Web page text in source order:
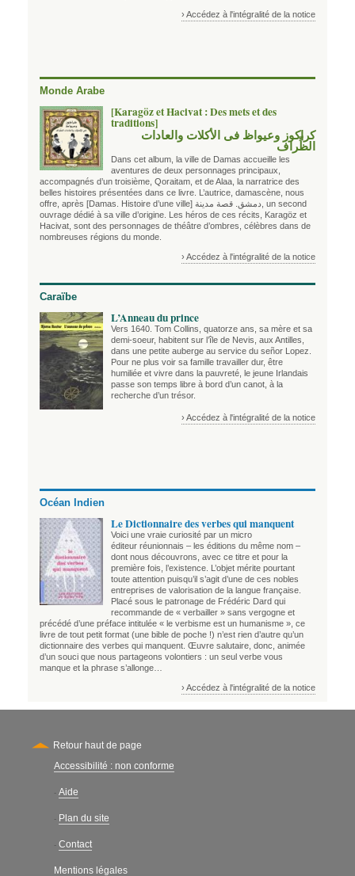
› Accédez à l'intégralité de la notice
Monde Arabe
[Karagöz et Hacivat : Des mets et des
traditions]
كراكوز وعيواظ فى الأكلات والعادات
الظِّراف
Dans cet album, la ville de Damas accueille les
aventures de deux personnages principaux,
accompagnés d’un troisième, Qoraitam, et de Alaa, la narratrice des
belles histoires présentées dans ce livre. L’autrice, damascène, nous
offre, après
[Damas. Histoire d’une ville] دمشق. قصة مدينة , un second
ouvrage dédié à sa ville d’origine. Les héros de ces récits, Karagöz et
Hacivat, sont des personnages de théâtre d’ombres, célèbres dans de
nombreuses régions du monde.
› Accédez à l'intégralité de la notice
Caraïbe
L’Anneau du prince
Vers 1640. Tom Collins, quatorze ans, sa mère et sa
demi-soeur, habitent sur l’île de Nevis, aux Antilles,
dans une petite auberge au service du señor Lopez.
Pour ne plus voir sa famille travailler dur, être
humiliée et vivre dans la pauvreté, le jeune Irlandais
passe son temps libre à bord d’un canot, à la
recherche d’un trésor.
› Accédez à l'intégralité de la notice
Océan Indien
Le Dictionnaire des verbes qui manquent
Voici une vraie curiosité par un micro
éditeur réunionnais – les éditions du même nom –
dont nous découvrons, avec ce titre et pour la
première fois, l’existence. L’objet mérite pourtant
toute attention puisqu’il s’agit d’une de ces nobles
entreprises de valorisation de la langue française.
Placé sous le patronage de Frédéric Dard qui
recommande de « verbailler » sans vergogne et
précédé d’une préface intitulée « le verbisme est un humanisme », ce
livre de tout petit format (une bible de poche !) n’est rien d’autre qu’un
dictionnaire des verbes qui manquent. Œuvre salutaire, donc, animée
d’un souci que nous partageons volontiers : un seul verbe vous
manque et la phrase s’allonge…
› Accédez à l'intégralité de la notice
Retour haut de page
Secondary
Accessibilité : non conforme
- Aide
- Plan du site
- Contact
Mentions légales